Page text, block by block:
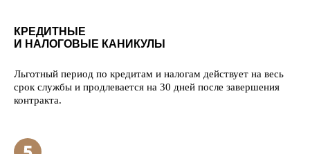
КРЕДИТНЫЕ
И НАЛОГОВЫЕ КАНИКУЛЫ
Льготный период по кредитам и налогам действует на весь
срок службы и продлевается на 30 дней после завершения
контракта.